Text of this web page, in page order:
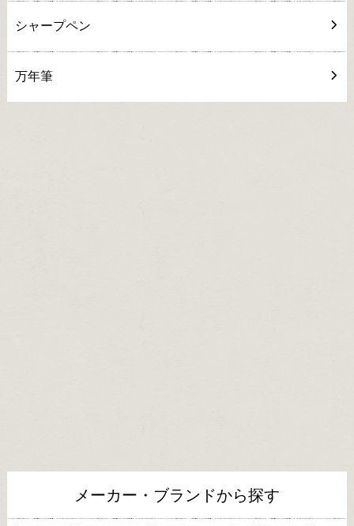
シャープペン
万年筆
メーカー・ブランドから探す